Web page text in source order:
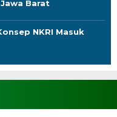
Barat
NKRI Masuk